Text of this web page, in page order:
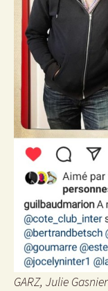
GARZ, Julie